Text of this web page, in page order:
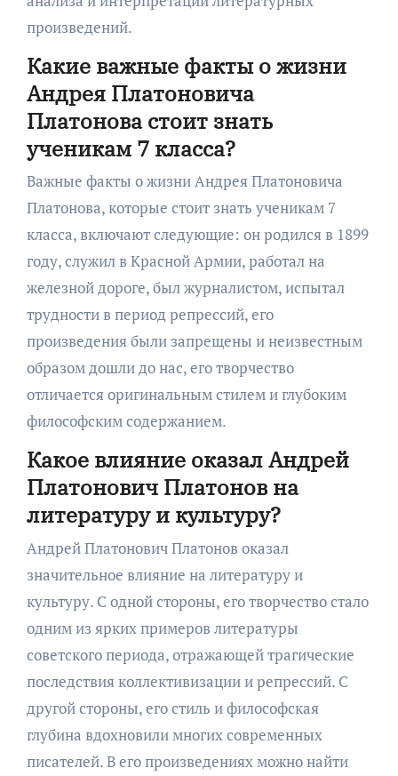
произведений.
Какие важные факты о жизни
Андрея Платоновича
Платонова стоит знать
ученикам 7 класса?
Важные факты о жизни Андрея Платоновича
Платонова, которые стоит знать ученикам 7
класса, включают следующие: он родился в 1899
году, служил в Красной Армии, работал на
железной дороге, был журналистом, испытал
трудности в период репрессий, его
произведения были запрещены и неизвестным
образом дошли до нас, его творчество
отличается оригинальным стилем и глубоким
философским содержанием.
Какое влияние оказал Андрей
Платонович Платонов на
литературу и культуру?
Андрей Платонович Платонов оказал
значительное влияние на литературу и
культуру. С одной стороны, его творчество стало
одним из ярких примеров литературы
советского периода, отражающей трагические
последствия коллективизации и репрессий. С
другой стороны, его стиль и философская
глубина вдохновили многих современных
писателей. В его произведениях можно найти